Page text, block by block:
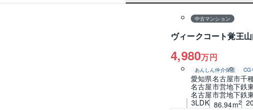
中古マンション
ヴィークコート覚王
4,980万円
あんしん仲介保証 CG
愛知県名古屋市千
名古屋市営地下鉄
名古屋市営地下鉄
3LDK 86.94m2